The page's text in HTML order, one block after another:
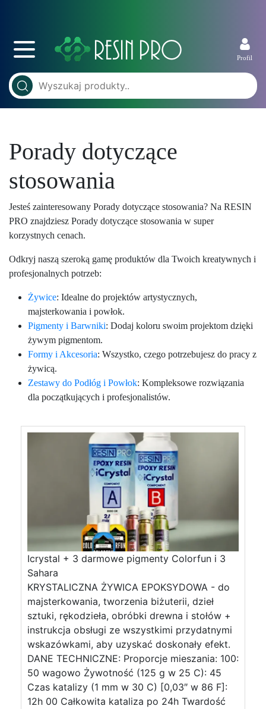
Profil
Porady dotyczące
stosowania
Jesteś zainteresowany Porady dotyczące stosowania? Na RESIN
PRO znajdziesz Porady dotyczące stosowania w super
korzystnych cenach.
Odkryj naszą szeroką gamę produktów dla Twoich kreatywnych i
profesjonalnych potrzeb:
Żywice: Idealne do projektów artystycznych,
majsterkowania i powłok.
Pigmenty i Barwniki: Dodaj koloru swoim projektom dzięki
żywym pigmentom.
Formy i Akcesoria: Wszystko, czego potrzebujesz do pracy z
żywicą.
Zestawy do Podłóg i Powłok: Kompleksowe rozwiązania
dla początkujących i profesjonalistów.
Icrystal + 3 darmowe pigmenty Colorfun i 3
Sahara
KRYSTALICZNA ŻYWICA EPOKSYDOWA - do
majsterkowania, tworzenia biżuterii, dzieł
sztuki, rękodzieła, obróbki drewna i stołów +
instrukcja obsługi ze wszystkimi przydatnymi
wskazówkami, aby uzyskać doskonały efekt.
DANE TECHNICZNE: Proporcje mieszania: 100:
50 wagowo Żywotność (125 g w 25 C): 45
Czas katalizy (1 mm w 30 C) [0,03″ w 86 F]:
12h 00 Całkowita kataliza po 24h Twardość